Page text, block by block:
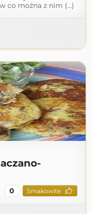
co można z nim (...)
0 Smakowite